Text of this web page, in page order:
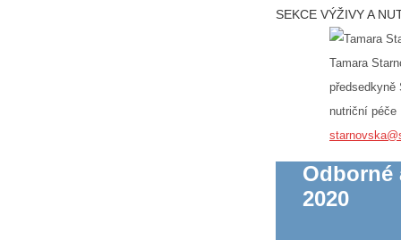
SEKCE VÝŽIVY A
Tamara
nutriční péče
Odborné
2020